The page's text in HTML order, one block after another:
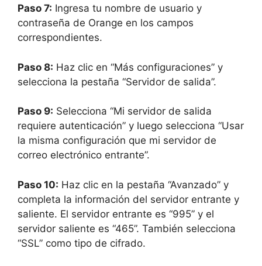
Paso 7: Ingresa tu nombre de usuario y
contraseña de Orange en los campos
correspondientes.
Paso 8: Haz clic en “Más configuraciones” y
selecciona la pestaña “Servidor de salida”.
Paso 9: Selecciona “Mi servidor de salida
requiere autenticación” y luego selecciona “Usar
la misma configuración que mi servidor de
correo electrónico entrante”.
Paso 10: Haz clic en la pestaña “Avanzado” y
completa la información del servidor entrante y
saliente. El servidor entrante es “995” y el
servidor saliente es “465”. También selecciona
“SSL” como tipo de cifrado.